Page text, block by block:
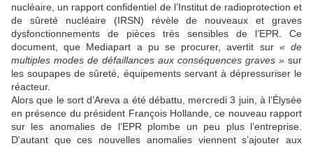
nucléaire, un rapport confidentiel de l’Institut de radioprotection et
de sûreté nucléaire (IRSN) révèle de nouveaux et graves
dysfonctionnements de pièces très sensibles de l’EPR. Ce
document, que Mediapart a pu se procurer, avertit sur « de
multiples modes de défaillances aux conséquences graves » sur
les soupapes de sûreté, équipements servant à dépressuriser le
réacteur.
Alors que le sort d’Areva a été débattu, mercredi 3 juin, à l’Élysée
en présence du président François Hollande, ce nouveau rapport
sur les anomalies de l’EPR plombe un peu plus l’entreprise.
D'autant que ces nouvelles anomalies viennent s’ajouter aux